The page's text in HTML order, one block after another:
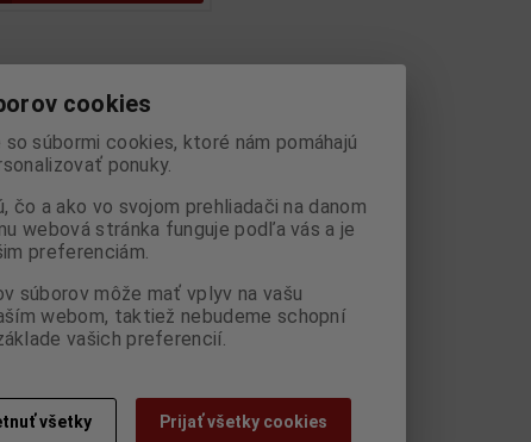
cookies
súbormi cookies, ktoré nám pomáhajú
ponuky.
čo a ako vo svojom prehliadači na danom
webová stránka funguje podľa vás a je
preferenciám.
súborov môže mať vplyv na vašu
webom, taktiež nebudeme schopní
vašich preferencií.
všetky Prijať všetky cookies